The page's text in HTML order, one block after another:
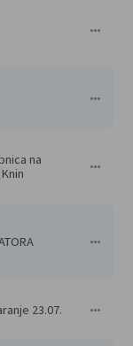
12/2026
Robe
60.000,00
HR050 -
Objavljen
MRadovi
80.000,00
HR050 -
na
E-MV 2/26
Radovi
HR034
Robe
HR065
Poništen
23.07. ev-12-
Robe
22.000,00
HR034